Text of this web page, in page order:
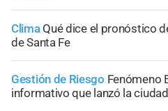
Clima Qué dice el pronóstico
de Santa Fe
Gestión de Riesgo Fenómeno
informativo que lanzó la